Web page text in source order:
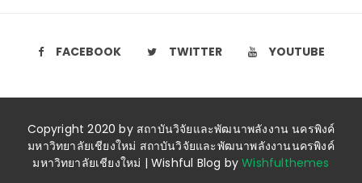
FACEBOOK TWITTER YOUTUBE
Copyright 2020 by สถาบันวิจัยและพัฒนาพลังงาน นครพิงค์
มหาวิทยาลัยเชียงใหม่ สถาบันวิจัยและพัฒนาพลังงานนครพิงค์
มหาวิทยาลัยเชียงใหม่ | Wishful Blog byWishfulthemes